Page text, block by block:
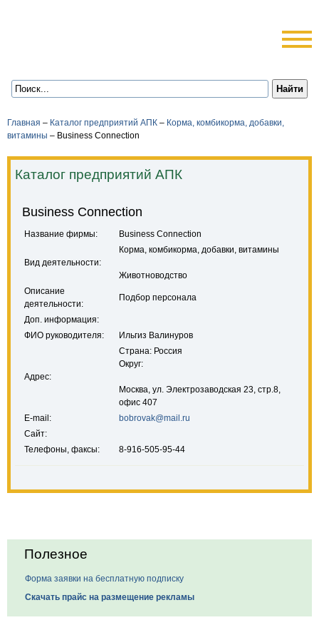
Главная – Каталог предприятий АПК – Корма, комбикорма, добавки,
витамины – Business Connection
Каталог предприятий АПК
Business Connection
Название фирмы: Business Connection
Вид деятельности:
Корма, комбикорма, добавки, витамины
Животноводство
Описание
деятельности:
Подбор персонала
Доп. информация:
ФИО руководителя:
Ильгиз Валинуров
Адрес:
Страна: Россия
Округ:
Москва, ул. Электрозаводcкая 23, стр.8,
офис 407
E-mail:
bobrovak@mail.ru
Сайт:
Телефоны, факсы:
8-916-505-95-44
Полезное
Форма заявки на бесплатную подписку
Скачать прайс на размещение рекламы